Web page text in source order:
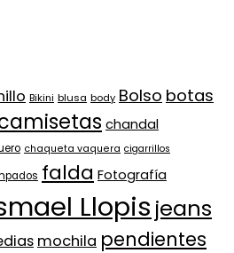
Bikini blusa body Bolso botas
chandal
chaqueta vaquera cigarrillos
falda Fotografía
Llopis jeans
mochila pendientes